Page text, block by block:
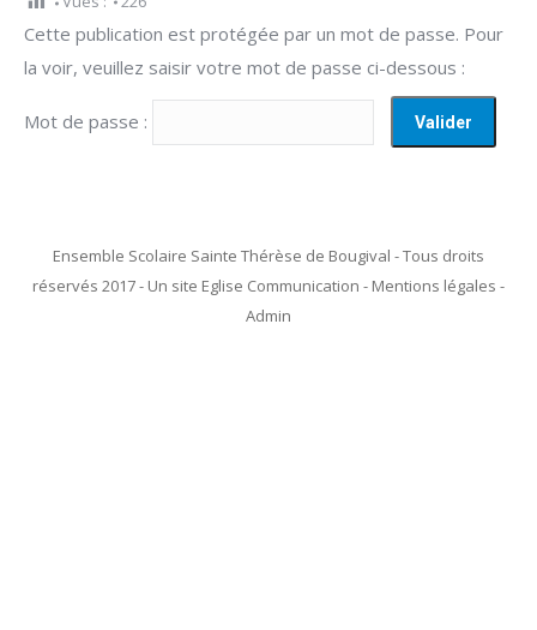
Cette publication est protégée par un mot de passe. Pour
la voir, veuillez saisir votre mot de passe ci-dessous :
Mot de passe :
Ensemble Scolaire Sainte Thérèse de Bougival - Tous droits
réservés 2017 - Un site Eglise Communication - Mentions légales -
Admin